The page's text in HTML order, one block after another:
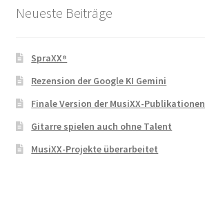
Neueste Beiträge
SpraXX⁸
Rezension der Google KI Gemini
Finale Version der MusiXX-Publikationen
Gitarre spielen auch ohne Talent
MusiXX-Projekte überarbeitet